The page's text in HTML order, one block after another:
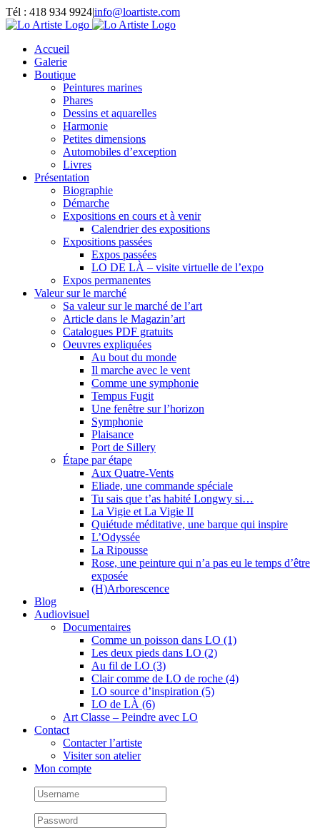
Passer
au
Tél : 418 934 9924|info@loartiste.com
Facebook
Instagram
Email
Pinterest
YouTube
Accueil
Galerie
Boutique
Peintures marines
Phares
Dessins et aquarelles
Harmonie
Petites dimensions
Automobiles d’exception
Livres
Présentation
Biographie
Démarche
Expositions en cours et à venir
Calendrier des expositions
Expositions passées
Expos passées
LO DE LÀ – visite virtuelle de l’expo
Expos permanentes
Valeur sur le marché
Sa valeur sur le marché de l’art
Article dans le Magazin’art
Catalogues PDF gratuits
Oeuvres expliquées
Au bout du monde
Il marche avec le vent
Comme une symphonie
Tempus Fugit
Une fenêtre sur l’horizon
Symphonie
Plaisance
Port de Sillery
Étape par étape
Aux Quatre-Vents
Eliade, une commande spéciale
Tu sais que t’as habité Longwy si…
La Vigie et La Vigie II
Quiétude méditative, une barque qui inspire
L’Odyssée
La Ripousse
Rose, une peinture qui n’a pas eu le temps d’être
exposée
(H)Arborescence
Blog
Audiovisuel
Documentaires
Comme un poisson dans LO (1)
Les deux pieds dans LO (2)
Au fil de LO (3)
Clair comme de LO de roche (4)
LO source d’inspiration (5)
LO de LÀ (6)
Art Classe – Peindre avec LO
Contact
Contacter l’artiste
Visiter son atelier
Mon compte